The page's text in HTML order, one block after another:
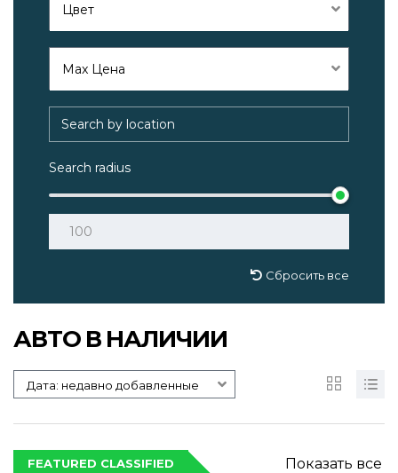
Цвет
Max Цена
Search radius
Сбросить все
АВТО В НАЛИЧИИ
Дата: недавно добавленные
FEATURED CLASSIFIED Показать все